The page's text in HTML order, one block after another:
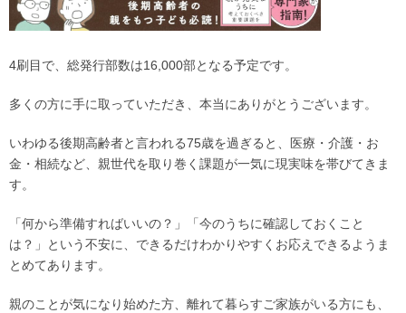
4刷目で、総発行部数は16,000部となる予定です。
多くの方に手に取っていただき、本当にありがとうございます。
いわゆる後期高齢者と言われる75歳を過ぎると、医療・介護・お
金・相続など、親世代を取り巻く課題が一気に現実味を帯びてきま
す。
「何から準備すればいいの？」「今のうちに確認しておくこと
は？」という不安に、できるだけわかりやすくお応えできるようま
とめてあります。
親のことが気になり始めた方、離れて暮らすご家族がいる方にも、